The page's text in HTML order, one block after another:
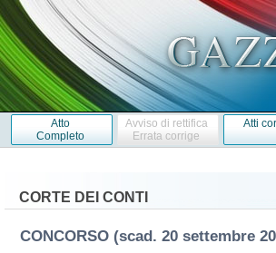
Atto
Completo
Avviso di rettifica
Errata corrige
Atti
CORTE DEI CONTI
CONCORSO (scad. 20 settembre